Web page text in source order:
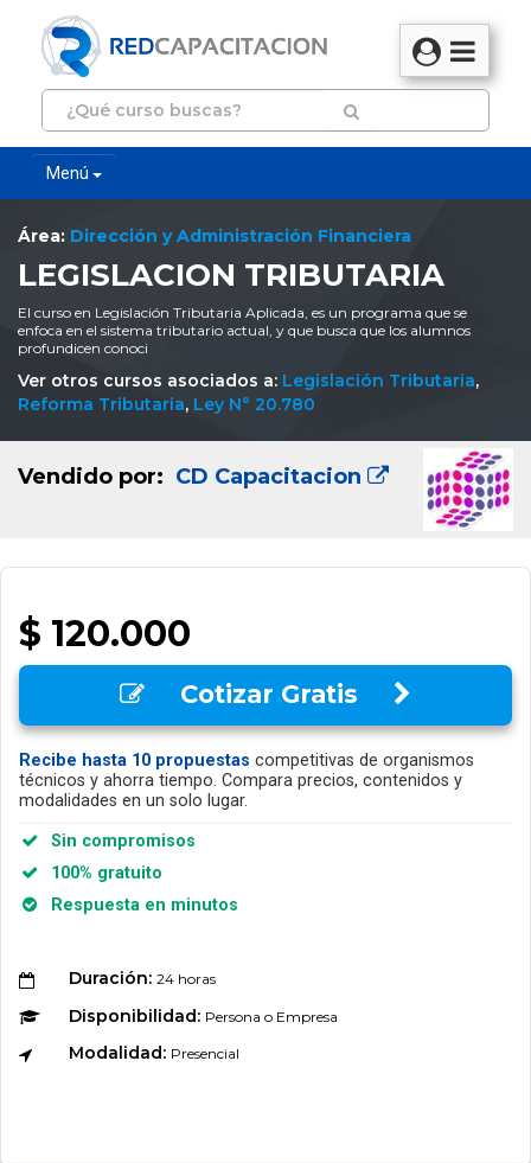
Menú
Área: Dirección y Administración Financiera
LEGISLACION TRIBUTARIA
El curso en Legislación Tributaria Aplicada, es un programa que se
enfoca en el sistema tributario actual, y que busca que los alumnos
profundicen conoci
Ver otros cursos asociados a: Legislación Tributaria,
Reforma Tributaria, Ley N° 20.780
Vendido por: CD Capacitacion
$ 120.000
Cotizar Gratis
Recibe hasta 10 propuestas competitivas de organismos
técnicos y ahorra tiempo. Compara precios, contenidos y
modalidades en un solo lugar.
Sin compromisos
100% gratuito
Respuesta en minutos
Duración: 24 horas
Disponibilidad: Persona o Empresa
Modalidad: Presencial